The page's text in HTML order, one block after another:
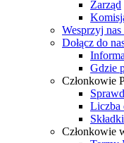
Zarząd
Wesprzyj
Dołącz do
Gdzie
Członkowie
Liczba
Składki
Członkowie